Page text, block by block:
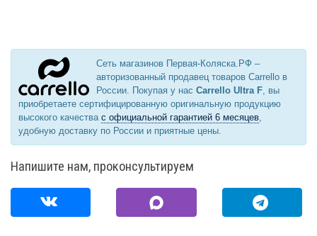
Сеть магазинов Первая-Коляска.РФ –
авторизованный продавец товаров Carrello в
России. Покупая у нас Carrello Ultra F, вы
приобретаете сертифицированную оригинальную продукцию
высокого качества с официальной гарантией 6 месяцев,
удобную доставку по России и приятные цены.
Напишите нам, проконсультируем